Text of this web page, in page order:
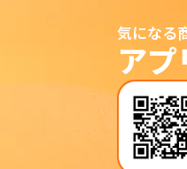
気になる
アプ